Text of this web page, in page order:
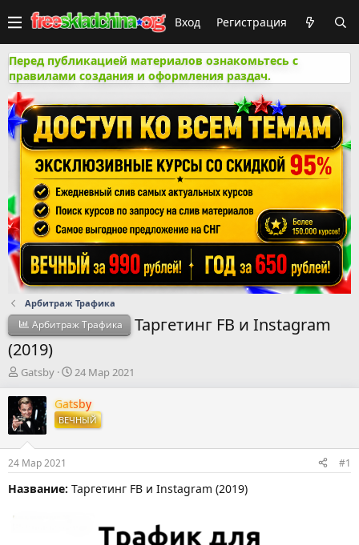
Вход Регистрация
Перед публикацией материалов ознакомьтесь с
правилами создания и оформления раздач.
Арбитраж Трафика
Арбитраж Трафика
Таргетинг FB и Instagram
(2019)
А
т
о
р
т
е
м
ы
Gatsby
Д
т
а
н
а
л
24 Мар 2021
Gatsby
ВЕЧНЫЙ
24 Мар 2021 #1
Название: Таргетинг FB и Instagram (2019)